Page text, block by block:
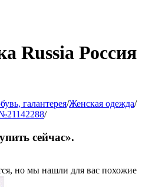
Russia Россия
галантерея/Женская одежда/
/
сейчас».
но мы нашли для вас похожие